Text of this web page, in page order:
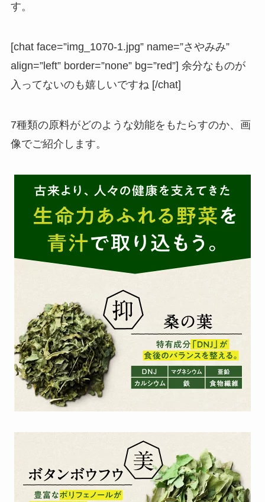
す。
[chat face=”img_1070-1.jpg” name=”さやみみ”
align=”left” border=”none” bg=”red”] 余分なものが
入ってないのも嬉しいですね [/chat]
7種類の原料がどのような効能をもたらすのか、画
像でご紹介します。